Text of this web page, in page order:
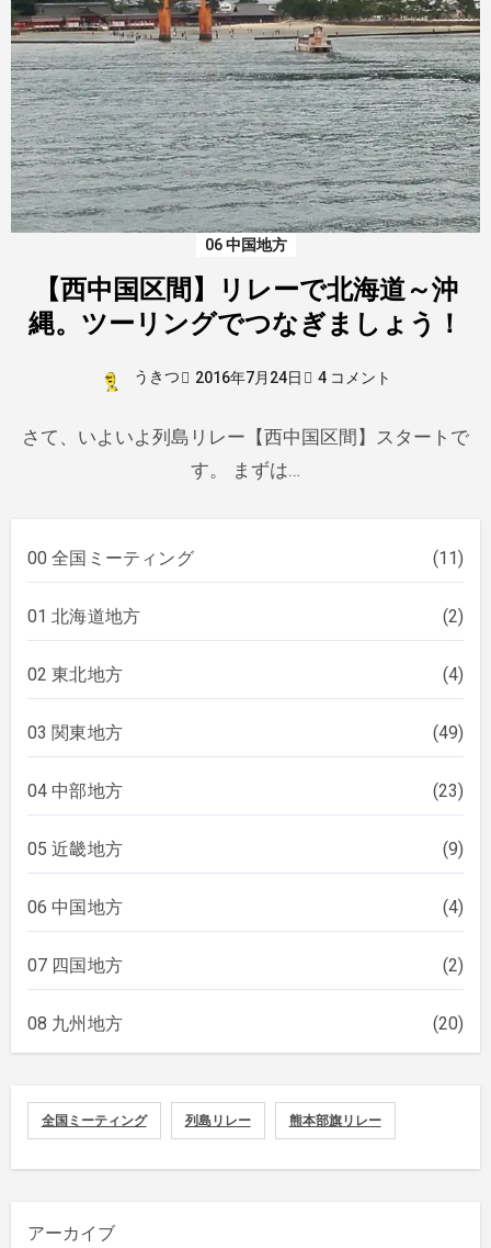
06 中国地方
【西中国区間】リレーで北海道～沖
縄。ツーリングでつなぎましょう！
うきつ 2016年7月24日 4 コメント
さて、いよいよ列島リレー【西中国区間】スタートで
す。 まずは…
00 全国ミーティング (11)
01 北海道地方 (2)
02 東北地方 (4)
03 関東地方 (49)
04 中部地方 (23)
05 近畿地方 (9)
06 中国地方 (4)
07 四国地方 (2)
08 九州地方 (20)
全国ミーティング 列島リレー 熊本部旗リレー
アーカイブ